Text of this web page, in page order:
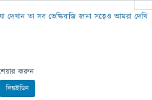
যা দেখান তা সব ভেল্কিবাজি জানা সত্বেও আমরা দেখি
শেয়ার করুন
লিঙ্কইডিন